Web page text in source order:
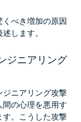
くべき増加の原因
します。
ジニアリング
ジニアリング攻撃
の心理を悪用す
す。こうした攻撃